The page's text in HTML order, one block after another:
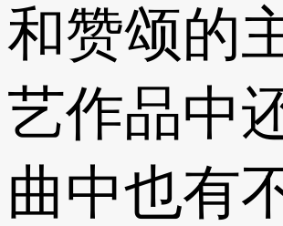
和赞颂的
艺作品中
曲中也有